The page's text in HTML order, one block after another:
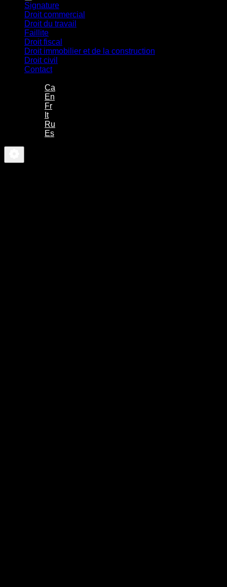
Signature
Droit commercial
Droit du travail
Faillite
Droit fiscal
Droit immobilier et de la construction
Droit civil
Contact
Ca
En
Fr
It
Ru
Es